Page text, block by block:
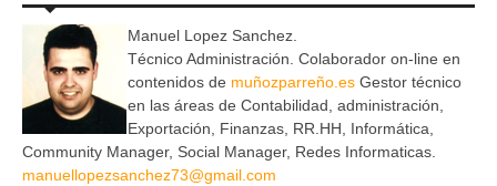
Manuel Lopez Sanchez.
Técnico Administración. Colaborador on-line en
contenidos de muñozparreño.es Gestor técnico
en las áreas de Contabilidad, administración,
Exportación, Finanzas, RR.HH, Informática,
Community Manager, Social Manager, Redes Informaticas.
manuellopezsanchez73@gmail.com